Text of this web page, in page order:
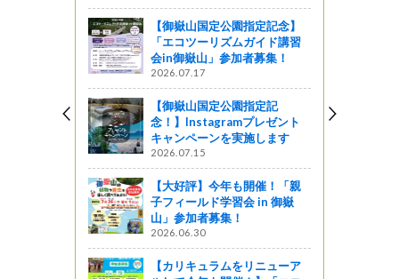
【御嶽山国定公園指定記念】
「エコツーリズムガイド講習
会in御嶽山」参加者募集！
2026.07.17
【御嶽山国定公園指定記
念！】Instagramプレゼント
キャンペーンを実施します
2026.07.15
【大好評】今年も開催！「親
子フィールド学習会 in 御嶽
山」参加者募集！
2026.06.30
【カリキュラムをリニューア